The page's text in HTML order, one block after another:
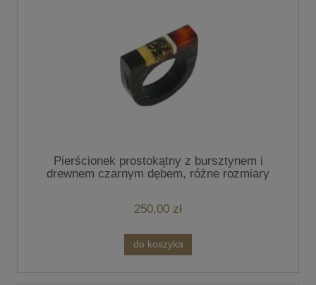
Pierścionek prostokątny z bursztynem i
drewnem czarnym dębem, różne rozmiary
250,00 zł
do koszyka